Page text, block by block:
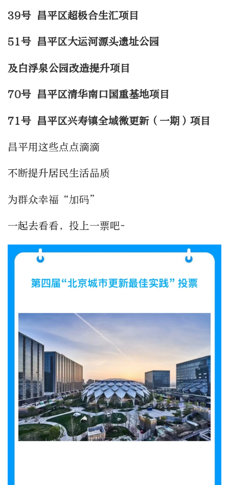
39号 昌平区超极合生汇项目
51号 昌平区大运河源头遗址公园
及白浮泉公园改造提升项目
70号 昌平区清华南口国重基地项目
71号 昌平区兴寿镇全域微更新（一期）项目
昌平用这些点点滴滴
不断提升居民生活品质
为群众幸福“加码”
一起去看看，投上一票吧~